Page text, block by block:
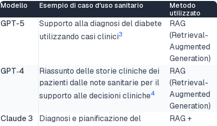
Modello Esempio di caso d'uso sanitario
Metodo
utilizzato
GPT-5
Supporto alla diagnosi del diabete
utilizzando casi clinici3
RAG
(Retrieval-
Augmented
Generation)
GPT‑4
Riassunto delle storie cliniche dei
pazienti dalle note sanitarie per il
supporto alle decisioni cliniche4
RAG
(Retrieval-
Augmented
Generation)
Claude 3
Diagnosi e pianificazione del
RAG +